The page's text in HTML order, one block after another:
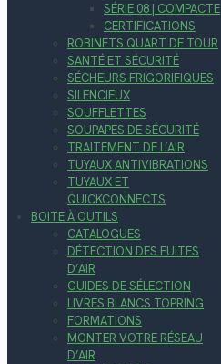
SÉRIE 08 | COMPACTE
CERTIFICATIONS
ROBINETS QUART DE TOUR
SANTÉ ET SÉCURITÉ
SÉCHEURS FRIGORIFIQUES
SILENCIEUX
SOUFFLETTES
SOUPAPES DE SÉCURITÉ
TRAITEMENT DE L’AIR
TUYAUX ANTIVIBRATIONS
TUYAUX ET
QUICKCONNECTS
BOITE À OUTILS
CATALOGUES
DÉTECTION DES FUITES
D’AIR
GUIDES DE SÉLECTION
LIVRES BLANCS TOPRING
FORMATIONS
MONTER VOTRE RÉSEAU
D’AIR